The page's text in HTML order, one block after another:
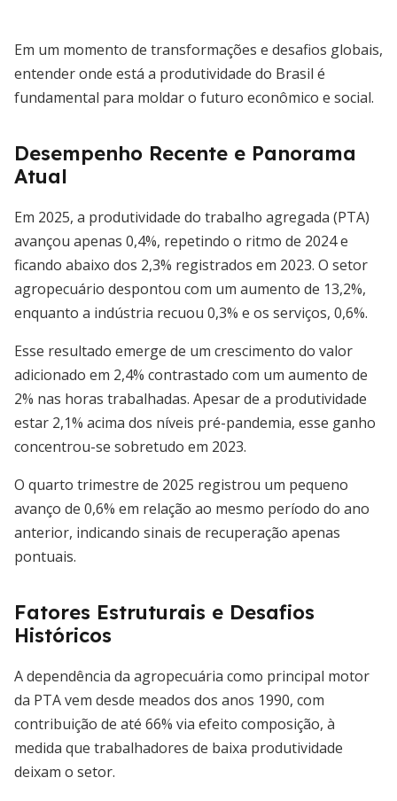
Em um momento de transformações e desafios globais,
entender onde está a produtividade do Brasil é
fundamental para moldar o futuro econômico e social.
Desempenho Recente e Panorama
Atual
Em 2025, a produtividade do trabalho agregada (PTA)
avançou apenas 0,4%, repetindo o ritmo de 2024 e
ficando abaixo dos 2,3% registrados em 2023. O setor
agropecuário despontou com um aumento de 13,2%,
enquanto a indústria recuou 0,3% e os serviços, 0,6%.
Esse resultado emerge de um crescimento do valor
adicionado em 2,4% contrastado com um aumento de
2% nas horas trabalhadas. Apesar de a produtividade
estar 2,1% acima dos níveis pré-pandemia, esse ganho
concentrou-se sobretudo em 2023.
O quarto trimestre de 2025 registrou um pequeno
avanço de 0,6% em relação ao mesmo período do ano
anterior, indicando sinais de recuperação apenas
pontuais.
Fatores Estruturais e Desafios
Históricos
A dependência da agropecuária como principal motor
da PTA vem desde meados dos anos 1990, com
contribuição de até 66% via efeito composição, à
medida que trabalhadores de baixa produtividade
deixam o setor.